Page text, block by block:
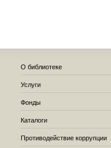
О библиотеке
Услуги
Фонды
Каталоги
Противодействие коррупции